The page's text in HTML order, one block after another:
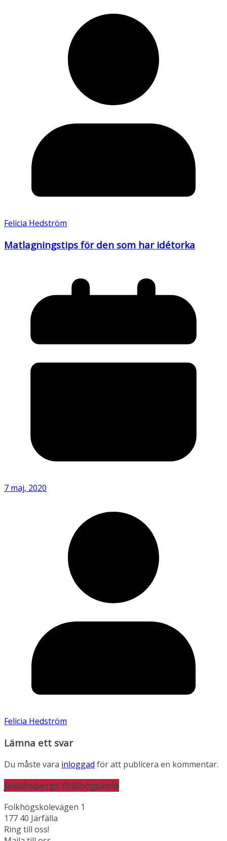
Felicia Hedström
Matlagningstips för den som har idétorka
7 maj, 2020
Felicia Hedström
Lämna ett svar
Du måste vara inloggad för att publicera en kommentar.
Jakobsbergs folkhögskola
Folkhögskolevägen 1
177 40 Järfälla
Ring till oss!